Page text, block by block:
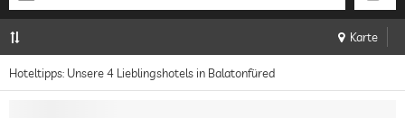
Karte
Hoteltipps: Unsere 4 Lieblingshotels in Balatonfüred